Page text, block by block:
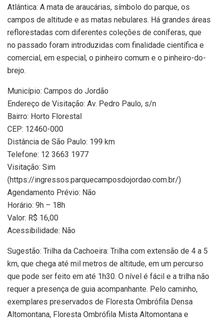
Atlântica: A mata de araucárias, símbolo do parque, os
campos de altitude e as matas nebulares. Há grandes áreas
reflorestadas com diferentes coleções de coníferas, que
no passado foram introduzidas com finalidade científica e
comercial, em especial, o pinheiro comum e o pinheiro-do-
brejo.
Município: Campos do Jordão
Endereço de Visitação: Av. Pedro Paulo, s/n
Bairro: Horto Florestal
CEP: 12460-000
Distância de São Paulo: 199 km
Telefone: 12 3663 1977
Visitação: Sim
(https://ingressos.parquecamposdojordao.com.br/)
Agendamento Prévio: Não
Horário: 9h – 18h
Valor: R$ 16,00
Acessibilidade: Não
Sugestão: Trilha da Cachoeira: Trilha com extensão de 4 a 5
km, que chega até mil metros de altitude, em um percurso
que pode ser feito em até 1h30. O nível é fácil e a trilha não
requer a presença de guia acompanhante. Pelo caminho,
exemplares preservados de Floresta Ombrófila Densa
Altomontana, Floresta Ombrófila Mista Altomontana e